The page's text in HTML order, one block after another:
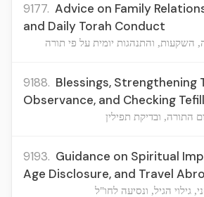
9177. Advice on Family
and Daily Torah Conduct
והתנהגות יומית על פי תורה
9188. Blessings, Strengthening
Observance, and Checking
התורה, ובדיקת תפילין
9193. Guidance on Spiritual
Age Disclosure, and Travel
גילוי הגיל, ונסיעה לחו"ל